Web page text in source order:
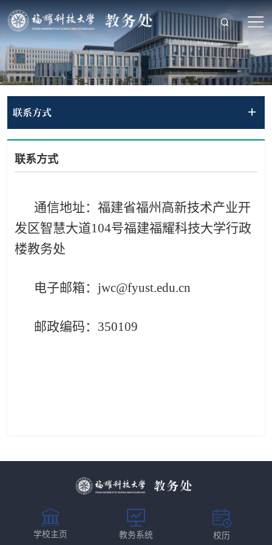
联系方式
联系方式
通信地址：福建省福州高新技术产业开
发区智慧大道104号福建福耀科技大学行政
楼教务处
电子邮箱：jwc@fyust.edu.cn
邮政编码： 350109
学校主页 教务系统 校历